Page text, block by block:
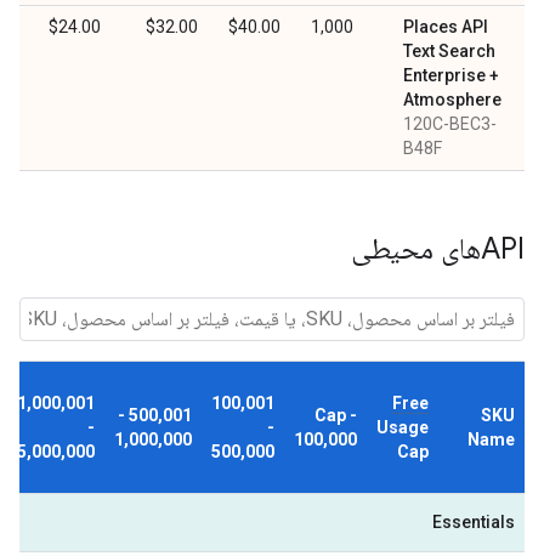
Places API
Text Search
Enterprise +
Atmosphere
120C-BEC3-
B48F
1,000
$40.00
$32.00
$24.00
APIهای محیطی
SKU
Name
Free
Usage
Cap
Cap -
100,000
100,001
-
500,000
500,001 -
1,000,000
1,000,001
-
5,000,000
Essentials